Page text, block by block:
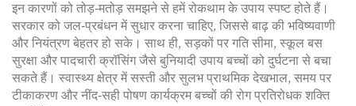
इन कारणों को तोड़‑मतोड़ समझने से हमें रोकथाम के उपाय स्पष्ट होते हैं।
सरकार को जल‑प्रबंधन में सुधार करना चाहिए, जिससे बाढ़ की भविष्यवाणी
और नियंत्रण बेहतर हो सके। साथ ही, सड़कों पर गति सीमा, स्कूल बस
सुरक्षा और पादचारी क्रॉसिंग जैसे बुनियादी उपाय बच्चों को दुर्घटना से बचा
सकते हैं। स्वास्थ्य क्षेत्र में सस्ती और सुलभ प्राथमिक देखभाल, समय पर
टीकाकरण और नींद‑सही पोषण कार्यक्रम बच्चों की रोग प्रतिरोधक शक्ति